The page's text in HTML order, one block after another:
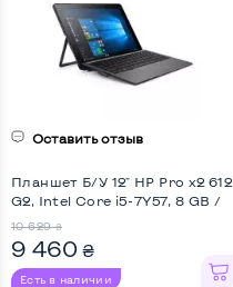
Оставить отзыв
Планшет Б/У 12" HP Pro x2 612
G2, Intel Core i5-7Y57, 8 GB /
10 629 ₴
9 460 ₴
Есть в наличии